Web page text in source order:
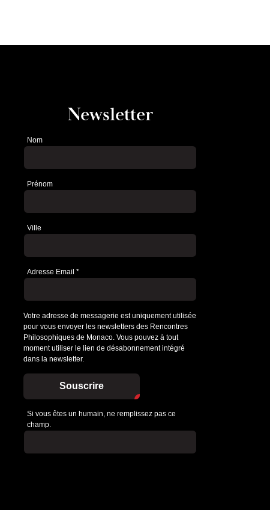
Newsletter
Newsletter
Nom
Prénom
Ville
Adresse Email *
Votre adresse de messagerie est uniquement utilisée
pour vous envoyer les newsletters des Rencontres
Philosophiques de Monaco. Vous pouvez à tout
moment utiliser le lien de désabonnement intégré
dans la newsletter.
Souscrire
Si vous êtes un humain, ne remplissez pas ce
champ.